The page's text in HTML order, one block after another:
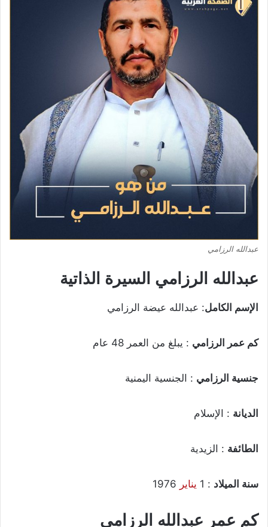
عبدالله الرزامي
عبدالله الرزامي السيرة الذاتية
الإسم الكامل: عبدالله عيضة الرزامي
كم عمر الرزامي : يبلغ من العمر 48 عام
جنسية الرزامي : الجنسية اليمنية
الديانة : الإسلام
الطائفة : الزيدية
سنة الميلاد : 1 يناير
كم عمر عبدالله الرزامي